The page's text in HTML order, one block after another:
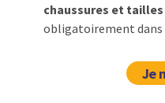
chaussures et
obligatoirement dans
Je